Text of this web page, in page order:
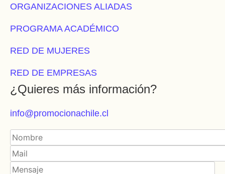
ORGANIZACIONES ALIADAS
PROGRAMA ACADÉMICO
RED DE MUJERES
RED DE EMPRESAS
¿Quieres más información?
info@promocionachile.cl